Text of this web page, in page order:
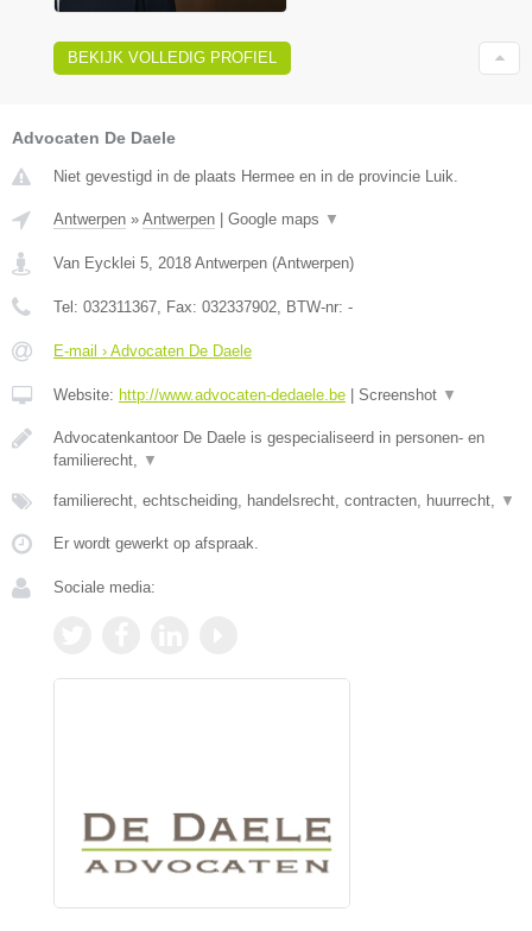
BEKIJK VOLLEDIG PROFIEL
Advocaten De Daele
Niet gevestigd in de plaats Hermee en in de provincie Luik.
Antwerpen » Antwerpen | Google maps ▼
Van Eycklei 5 2018 Antwerpen (Antwerpen)
Tel: 032311367 , Fax: 032337902 , BTW-nr: -
E-mail › Advocaten De Daele
Website: http://www.advocaten-dedaele.be | Screenshot ▼
Advocatenkantoor De Daele is gespecialiseerd in personen- en
familierecht,
▼
familierecht, echtscheiding, handelsrecht, contracten, huurrecht, ▼
Er wordt gewerkt op afspraak.
Sociale media: